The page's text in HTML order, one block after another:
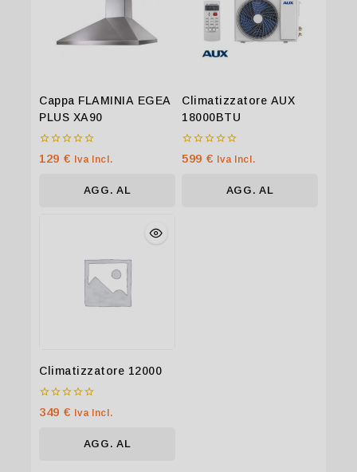
Cappa FLAMINIA EGEA
PLUS XA90
0
su
129 € Iva Incl.
AGG. AL
Climatizzatore AUX
18000BTU
0
su
599 € Iva Incl.
AGG. AL
Climatizzatore 12000
0
su
349 € Iva Incl.
AGG. AL